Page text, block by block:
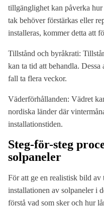
tillgänglighet kan påverka
tak behöver förstärkas eller
installeras, kommer detta att
Tillstånd och byråkrati:
kan ta tid att behandla.
fall ta flera veckor.
Väderförhållanden: Vädret
nordiska länder där
installationstiden.
Steg-för-steg
solpaneler
För att ge en realistisk bild av
installationen av solpaneler i
förstå vad som sker och hur